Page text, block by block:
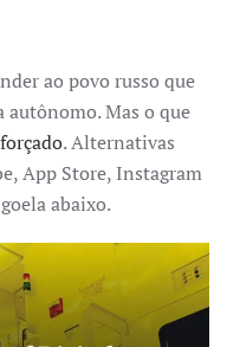
ao povo russo que
autônomo. Mas o que
. Alternativas
App Store, Instagram
abaixo.